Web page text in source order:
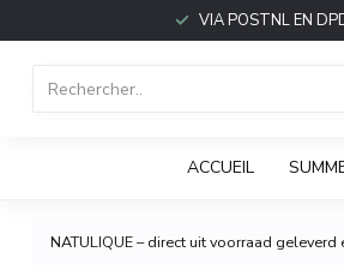
VIA POSTNL EN
ACCUEIL
NATULIQUE – direct uit voorraad